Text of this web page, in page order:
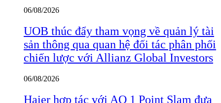
06/08/2026
UOB thúc đẩy tham vọng về quản lý tài
sản thông qua quan hệ đối tác phân phối
chiến lược với Allianz Global Investors
06/08/2026
Haier hợp tác với AO 1 Point Slam đưa